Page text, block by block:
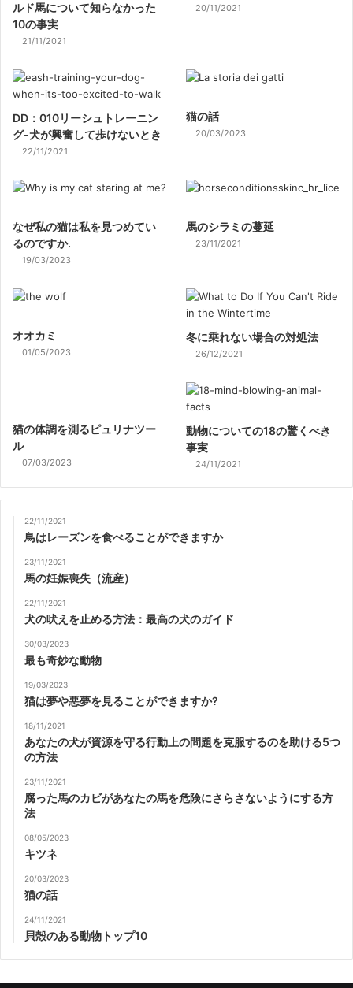
ルド馬について知らなかった
10の事実
21/11/2021
20/11/2021
DD：010リーシュトレーニン
グ-犬が興奮して歩けないとき
22/11/2021
猫の話
20/03/2023
なぜ私の猫は私を見つめてい
るのですか.
19/03/2023
馬のシラミの蔓延
23/11/2021
オオカミ
01/05/2023
冬に乗れない場合の対処法
26/12/2021
猫の体調を測るピュリナツー
ル
07/03/2023
動物についての18の驚くべき
事実
24/11/2021
22/11/2021
鳥はレーズンを食べることができますか
23/11/2021
馬の妊娠喪失（流産）
22/11/2021
犬の吠えを止める方法：最高の犬のガイド
30/03/2023
最も奇妙な動物
19/03/2023
猫は夢や悪夢を見ることができますか?
18/11/2021
あなたの犬が資源を守る行動上の問題を克服するのを助ける5つ
の方法
23/11/2021
腐った馬のカビがあなたの馬を危険にさらさないようにする方
法
08/05/2023
キツネ
20/03/2023
猫の話
24/11/2021
貝殻のある動物トップ10